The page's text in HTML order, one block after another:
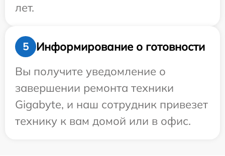
лет.
5
Информирование о готовности
Вы получите уведомление о
завершении ремонта техники
Gigabyte, и наш сотрудник привезет
технику к вам домой или в офис.